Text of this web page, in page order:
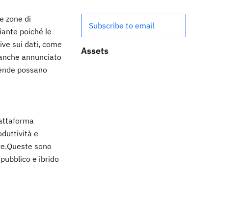
zone di
poiché le
sui dati, come
annunciato
possano
e
sono
e ibrido
Subscribe to email
Assets